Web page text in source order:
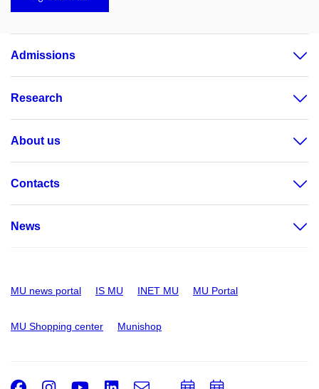
Admissions
Research
About us
Contacts
News
MU news portal IS MU INET MU MU Portal
MU Shopping center Munishop